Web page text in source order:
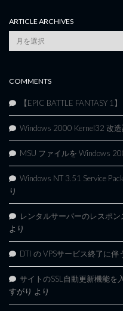
ARTICLE ARCHIVES
Article
Archives
COMMENTS
【EPIC BATTLE FANTASY 1
Windows 2000 Kernel32 改造
MSU ファイルを Windows
Windows NT 3.51 Service
り
レンタルサーバーのレスポ
より
DTI の VPSサービス終了に
サイトのSSL自動更新機能を
すがり より